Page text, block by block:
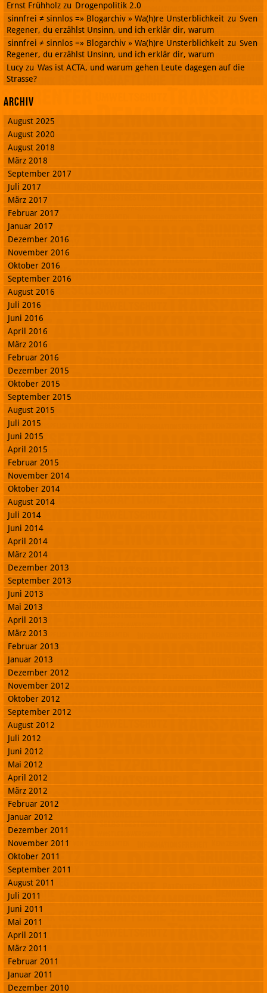
Ernst Frühholz zu Drogenpolitik 2.0
sinnfrei ≠ sinnlos =» Blogarchiv » Wa(h)re Unsterblichkeit zu Sven
Regener, du erzählst Unsinn, und ich erklär dir, warum
sinnfrei ≠ sinnlos =» Blogarchiv » Wa(h)re Unsterblichkeit zu Sven
Regener, du erzählst Unsinn, und ich erklär dir, warum
Lucy zu Was ist ACTA, und warum gehen Leute dagegen auf die
Strasse?
Archiv
August 2025
August 2020
August 2018
März 2018
September 2017
Juli 2017
März 2017
Februar 2017
Januar 2017
Dezember 2016
November 2016
Oktober 2016
September 2016
August 2016
Juli 2016
Juni 2016
April 2016
März 2016
Februar 2016
Dezember 2015
Oktober 2015
September 2015
August 2015
Juli 2015
Juni 2015
April 2015
Februar 2015
November 2014
Oktober 2014
August 2014
Juli 2014
Juni 2014
April 2014
März 2014
Dezember 2013
September 2013
Juni 2013
Mai 2013
April 2013
März 2013
Februar 2013
Januar 2013
Dezember 2012
November 2012
Oktober 2012
September 2012
August 2012
Juli 2012
Juni 2012
Mai 2012
April 2012
März 2012
Februar 2012
Januar 2012
Dezember 2011
November 2011
Oktober 2011
September 2011
August 2011
Juli 2011
Juni 2011
Mai 2011
April 2011
März 2011
Februar 2011
Januar 2011
Dezember 2010